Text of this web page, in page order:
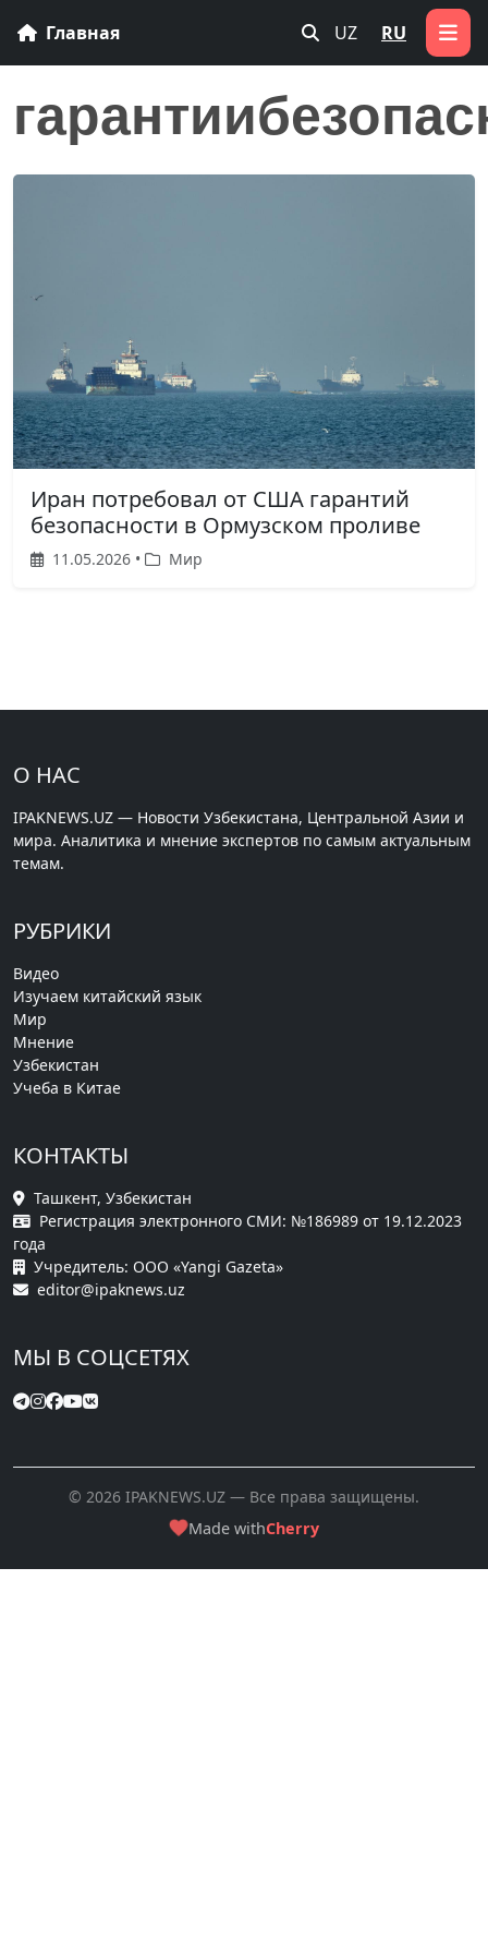
Главная UZ RU
Иран потребовал от США гарантий
безопасности в Ормузском проливе
11.05.2026 • Мир
О НАС
IPAKNEWS.UZ — Новости Узбекистана, Центральной Азии и
мира. Аналитика и мнение экспертов по самым актуальным
темам.
РУБРИКИ
Видео
Изучаем китайский язык
Мир
Мнение
Узбекистан
Учеба в Китае
КОНТАКТЫ
Ташкент, Узбекистан
Регистрация электронного СМИ: №186989 от 19.12.2023
года
Учредитель: ООО «Yangi Gazeta»
editor@ipaknews.uz
МЫ В СОЦСЕТЯХ
© 2026 IPAKNEWS.UZ — Все права защищены.
Made withCherry